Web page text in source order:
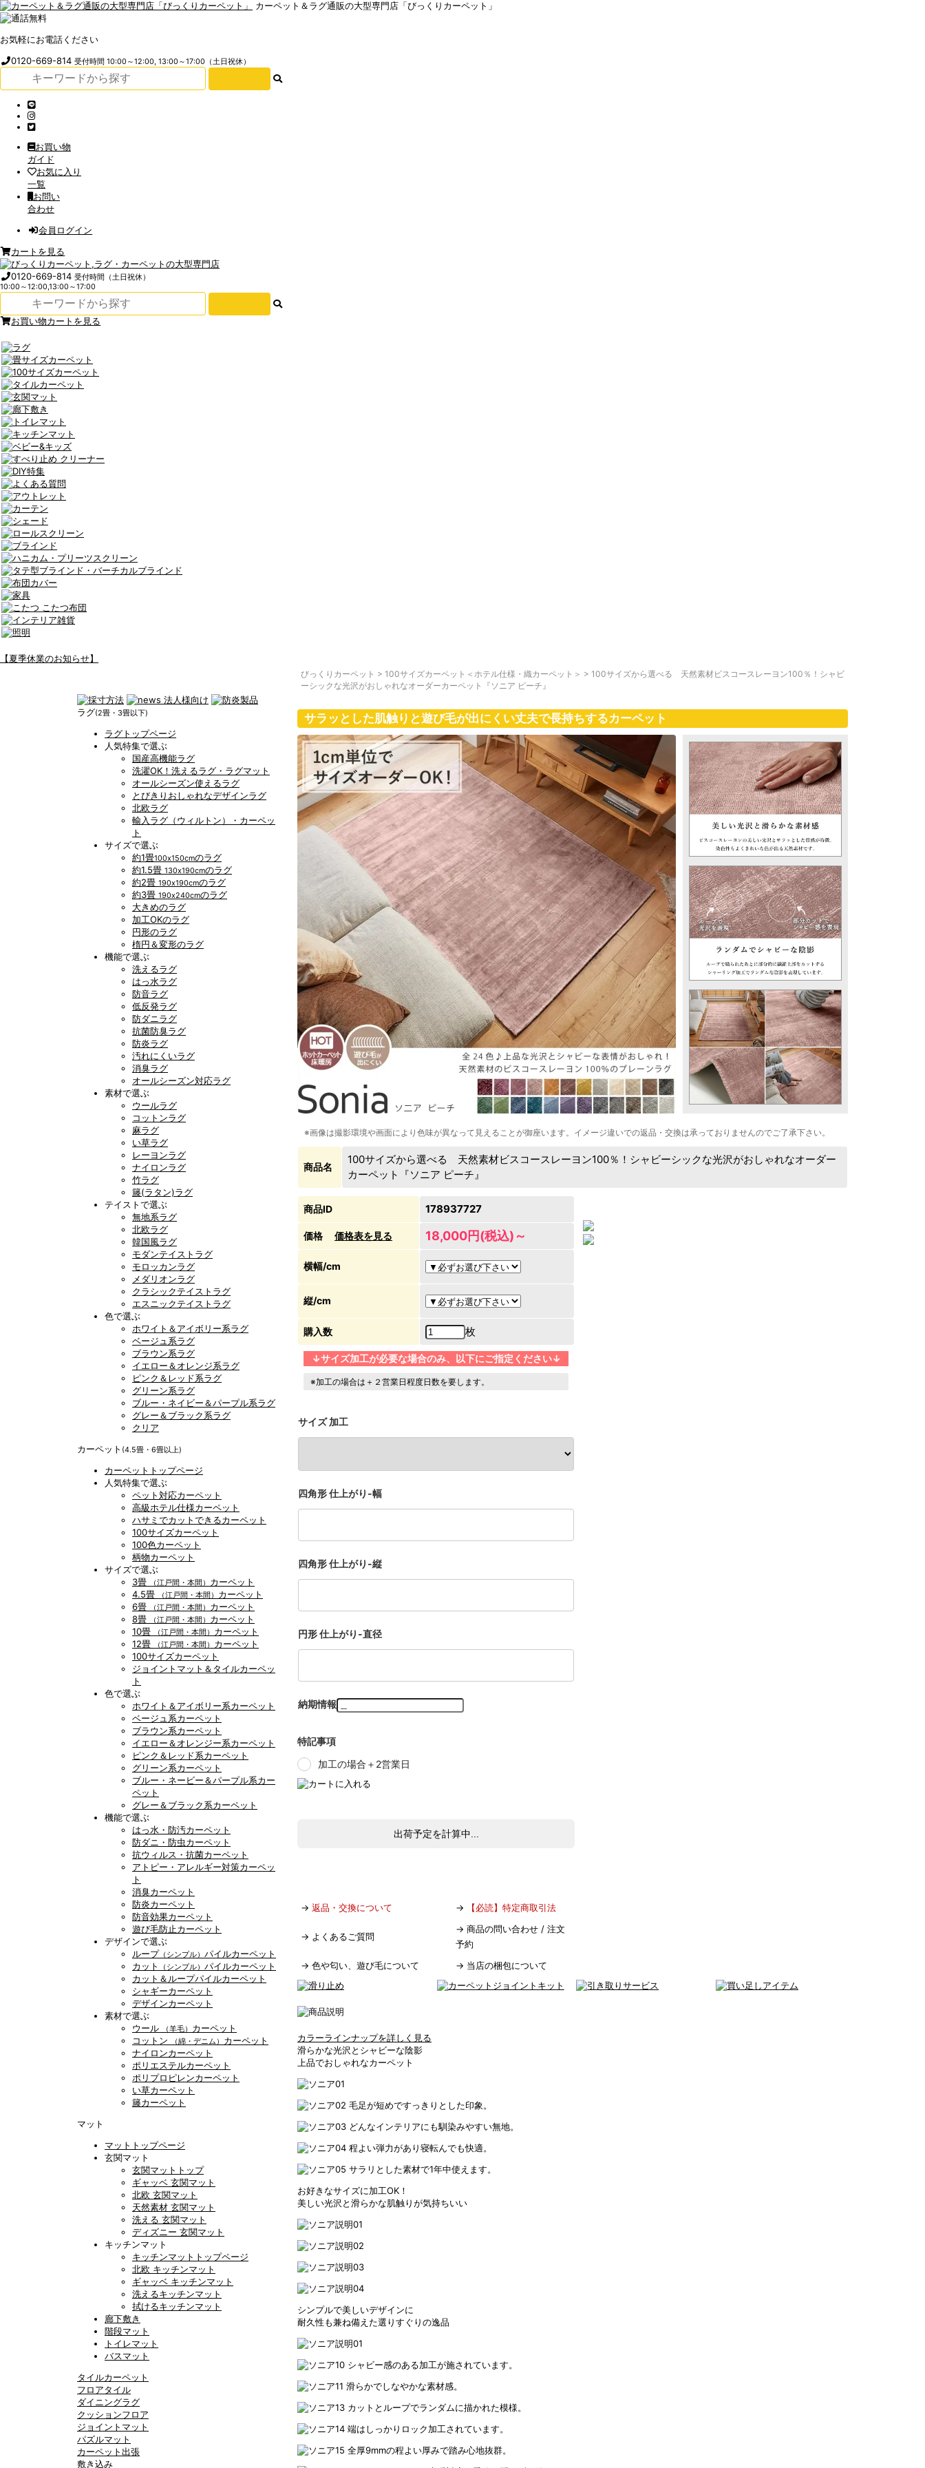
カーペット＆ラグ通販の大型専門店「びっくりカーペット」
お気軽にお電話ください
0120-669-814受付時間 10:00～12:00, 13:00～17:00（土日祝休）
お買い物
ガイド
お気に入り
一覧
お問い
合わせ
会員ログイン
カートを見る
0120-669-814受付時間（土日祝休）
10:00～12:00,13:00～17:00
お買い物カートを見る
【夏季休業のお知らせ】
ラグ(2畳・3畳以下)
ラグトップページ
人気特集で選ぶ
国産高機能ラグ
洗濯OK！洗えるラグ・ラグマット
オールシーズン使えるラグ
とびきりおしゃれなデザインラグ
北欧ラグ
輸入ラグ（ウィルトン）・カーペッ
ト
サイズで選ぶ
約1畳100x150cmのラグ
約1.5畳 130x190cmのラグ
約2畳 190x190cmのラグ
約3畳 190x240cmのラグ
大きめのラグ
加工OKのラグ
円形のラグ
楕円＆変形のラグ
機能で選ぶ
洗えるラグ
はっ水ラグ
防音ラグ
低反発ラグ
防ダニラグ
抗菌防臭ラグ
防炎ラグ
汚れにくいラグ
消臭ラグ
オールシーズン対応ラグ
素材で選ぶ
ウールラグ
コットンラグ
麻ラグ
い草ラグ
レーヨンラグ
ナイロンラグ
竹ラグ
籐(ラタン)ラグ
テイストで選ぶ
無地系ラグ
北欧ラグ
韓国風ラグ
モダンテイストラグ
モロッカンラグ
メダリオンラグ
クラシックテイストラグ
エスニックテイストラグ
色で選ぶ
ホワイト＆アイボリー系ラグ
ベージュ系ラグ
ブラウン系ラグ
イエロー＆オレンジ系ラグ
ピンク＆レッド系ラグ
グリーン系ラグ
ブルー・ネイビー＆パープル系ラグ
グレー＆ブラック系ラグ
クリア
カーペット (4.5畳・6畳以上)
カーペットトップページ
人気特集で選ぶ
ペット対応カーペット
高級ホテル仕様カーペット
ハサミでカットできるカーペット
100サイズカーペット
100色カーペット
柄物カーペット
サイズで選ぶ
3畳
（江戸間・本間） カーペット
4.5畳
（江戸間・本間） カーペット
6畳
（江戸間・本間） カーペット
8畳
（江戸間・本間） カーペット
10畳
（江戸間・本間） カーペット
12畳
（江戸間・本間） カーペット
100サイズカーペット
ジョイントマット＆タイルカーペッ
ト
色で選ぶ
ホワイト＆アイボリー系カーペット
ベージュ系カーペット
ブラウン系カーペット
イエロー＆オレンジー系カーペット
ピンク＆レッド系カーペット
グリーン系カーペット
ブルー・ネービー＆パープル系カー
ペット
グレー＆ブラック系カーペット
機能で選ぶ
はっ水・防汚カーペット
防ダニ・防虫カーペット
抗ウィルス・抗菌カーペット
アトピー・アレルギー対策カーペッ
ト
消臭カーペット
防炎カーペット
防音効果カーペット
遊び毛防止カーペット
デザインで選ぶ
ループ （シンプル） パイルカーペット
カット
（シンプル） パイルカーペット
カット＆ループパイルカーペット
シャギーカーペット
デザインカーペット
素材で選ぶ
ウール
（羊毛） カーペット
コットン
（綿・デニム） カーペット
ナイロンカーペット
ポリエステルカーペット
ポリプロピレンカーペット
い草カーペット
籐カーペット
マット
マットトップページ
玄関マット
玄関マットトップ
ギャッベ 玄関マット
北欧 玄関マット
天然素材 玄関マット
洗える 玄関マット
ディズニー 玄関マット
キッチンマット
キッチンマットトップページ
北欧 キッチンマット
ギャッベ キッチンマット
洗えるキッチンマット
拭けるキッチンマット
廊下敷き
階段マット
トイレマット
バスマット
タイルカーペット
フロアタイル
ダイニングラグ
クッションフロア
ジョイントマット
パズルマット
カーペット出張
敷き込み
びっくりカーペット > 100サイズカーペット＜ホテル仕様・織カーペット＞ > 100サイズから選べる 天然素材ビスコースレーヨン100％！シャビ
ーシックな光沢がおしゃれなオーダーカーペット『ソニア ピーチ』
サラッとした肌触りと遊び毛が出にくい丈夫で長持ちするカーペット
※画像は撮影環境や画面により色味が異なって見えることが御座います。イメージ違いでの返品・交換は承っておりませんのでご了承下さい。
商品名
100サイズから選べる 天然素材ビスコースレーヨン100％！シャビーシックな光沢がおしゃれなオーダー
カーペット『ソニア ピーチ』
商品ID 178937727
価格 価格表を見る 18,000円(税込)～
横幅/cm
縦/cm
購入数 枚
↓サイズ加工が必要な場合のみ、以下にご指定ください↓
※加工の場合は＋２営業日程度日数を要します。
サイズ 加工
四角形 仕上がり-幅
四角形 仕上がり-縦
円形 仕上がり-直径
納期情報
特記事項
加工の場合＋2営業日
出荷予定を計算中...
→ 返品・交換について → 【必読】特定商取引法
→ よくあるご質問
→ 商品の問い合わせ / 注文
予約
→ 色や匂い、遊び毛について → 当店の梱包について
カラーラインナップを詳しく見る
滑らかな光沢とシャビーな陰影
上品でおしゃれなカーペット
毛足が短めですっきりとした印象。
どんなインテリアにも馴染みやすい無地。
程よい弾力があり寝転んでも快適。
サラリとした素材で1年中使えます。
お好きなサイズに加工OK！
美しい光沢と滑らかな肌触りが気持ちいい
シンプルで美しいデザインに
耐久性も兼ね備えた選りすぐりの逸品
シャビー感のある加工が施されています。
滑らかでしなやかな素材感。
カットとループでランダムに描かれた模様。
端はしっかりロック加工されています。
全厚9mmの程よい厚みで踏み心地抜群。